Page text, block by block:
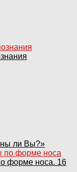
ли Вы?»
форме носа. 16